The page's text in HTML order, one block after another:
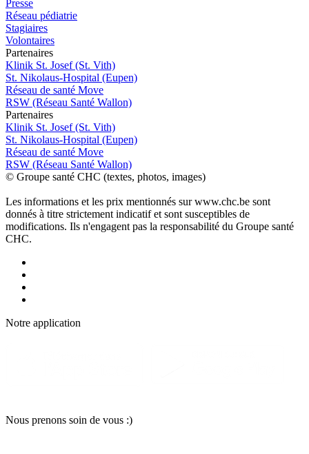
Presse
Réseau pédiatrie
Stagiaires
Volontaires
Partenaires
Klinik St. Josef (St. Vith)
St. Nikolaus-Hospital (Eupen)
Réseau de santé Move
RSW (Réseau Santé Wallon)
Partenaires
Klinik St. Josef (St. Vith)
St. Nikolaus-Hospital (Eupen)
Réseau de santé Move
RSW (Réseau Santé Wallon)
© Groupe santé CHC (textes, photos, images)
Les informations et les prix mentionnés sur www.chc.be sont
donnés à titre strictement indicatif et sont susceptibles de
modifications. Ils n'engagent pas la responsabilité du Groupe santé
CHC.
Notre application
Nous prenons soin de vous :)